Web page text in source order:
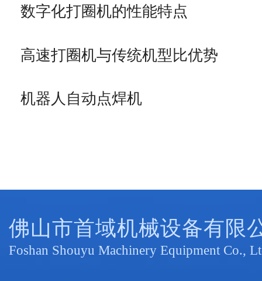
数字化打圈机的性能特点
高速打圈机与传统机型比优势
机器人自动点焊机
佛山市首域机械设备有限
Foshan Shouyu Machinery Equipment Co.,